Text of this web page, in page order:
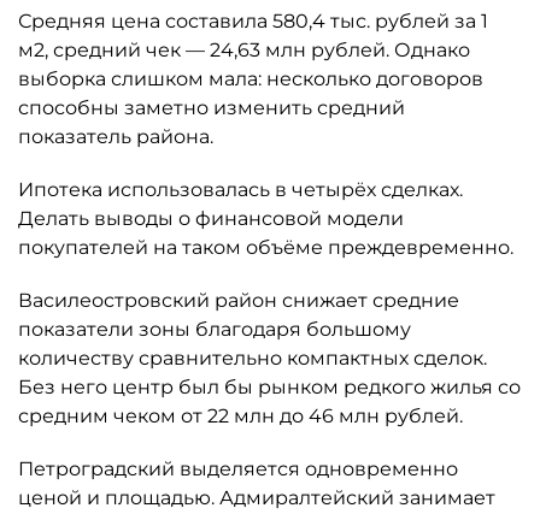
Средняя цена составила 580,4 тыс. рублей за 1
м2, средний чек — 24,63 млн рублей. Однако
выборка слишком мала: несколько договоров
способны заметно изменить средний
показатель района.
Ипотека использовалась в четырёх сделках.
Делать выводы о финансовой модели
покупателей на таком объёме преждевременно.
Василеостровский район снижает средние
показатели зоны благодаря большому
количеству сравнительно компактных сделок.
Без него центр был бы рынком редкого жилья со
средним чеком от 22 млн до 46 млн рублей.
Петроградский выделяется одновременно
ценой и площадью. Адмиралтейский занимает